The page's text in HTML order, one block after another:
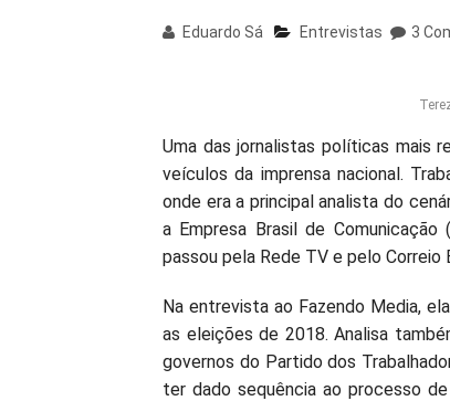
Eduardo Sá Entrevistas 3
Uma das jornalistas políticas mais
veículos da imprensa nacional.
onde era a principal analista do
a Empresa Brasil de
passou pela Rede TV e pelo
Na entrevista ao Fazendo Media,
as eleições de 2018. Analisa
governos do Partido dos
ter dado sequência ao processo